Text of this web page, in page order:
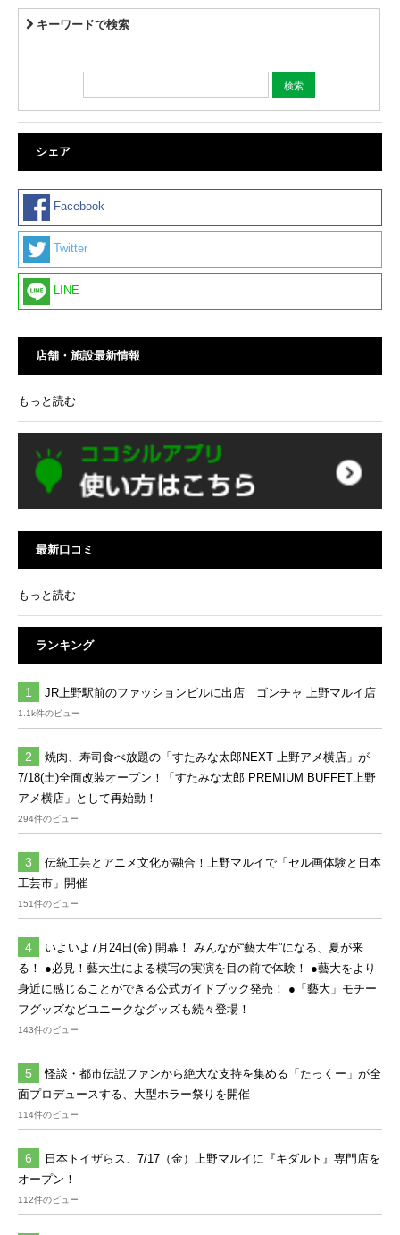
キーワードで検索
シェア
Facebook
Twitter
LINE
店舗・施設最新情報
もっと読む
最新口コミ
もっと読む
ランキング
JR上野駅前のファッションビルに出店 ゴンチャ 上野マルイ店
1.1k件のビュー
焼肉、寿司食べ放題の「すたみな太郎NEXT 上野アメ横店」が
7/18(土)全面改装オープン！「すたみな太郎 PREMIUM BUFFET上野
アメ横店」として再始動！
294件のビュー
伝統工芸とアニメ文化が融合！上野マルイで「セル画体験と日本
工芸市」開催
151件のビュー
いよいよ7月24日(金) 開幕！ みんなが“藝大生”になる、夏が来
る！ ●必見！藝大生による模写の実演を目の前で体験！ ●藝大をより
身近に感じることができる公式ガイドブック発売！ ●「藝大」モチー
フグッズなどユニークなグッズも続々登場！
143件のビュー
怪談・都市伝説ファンから絶大な支持を集める「たっくー」が全
面プロデュースする、大型ホラー祭りを開催
114件のビュー
日本トイザらス、7/17（金）上野マルイに『キダルト』専門店を
オープン！
112件のビュー